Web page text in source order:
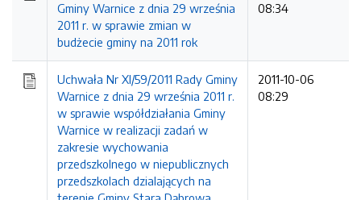
Gminy Warnice z dnia 29 września
2011 r. w sprawie zmian w
budżecie gminy na 2011 rok
08:34
Uchwała Nr XI/59/2011 Rady Gminy
Warnice z dnia 29 września 2011 r.
w sprawie współdziałania Gminy
Warnice w realizacji zadań w
zakresie wychowania
przedszkolnego w niepublicznych
przedszkolach dzialających na
2011-10-06
08:29